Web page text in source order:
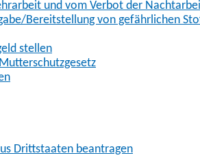
und vom Verbot der
Bereitstellung von gefährlichen
stellen
Drittstaaten beantragen